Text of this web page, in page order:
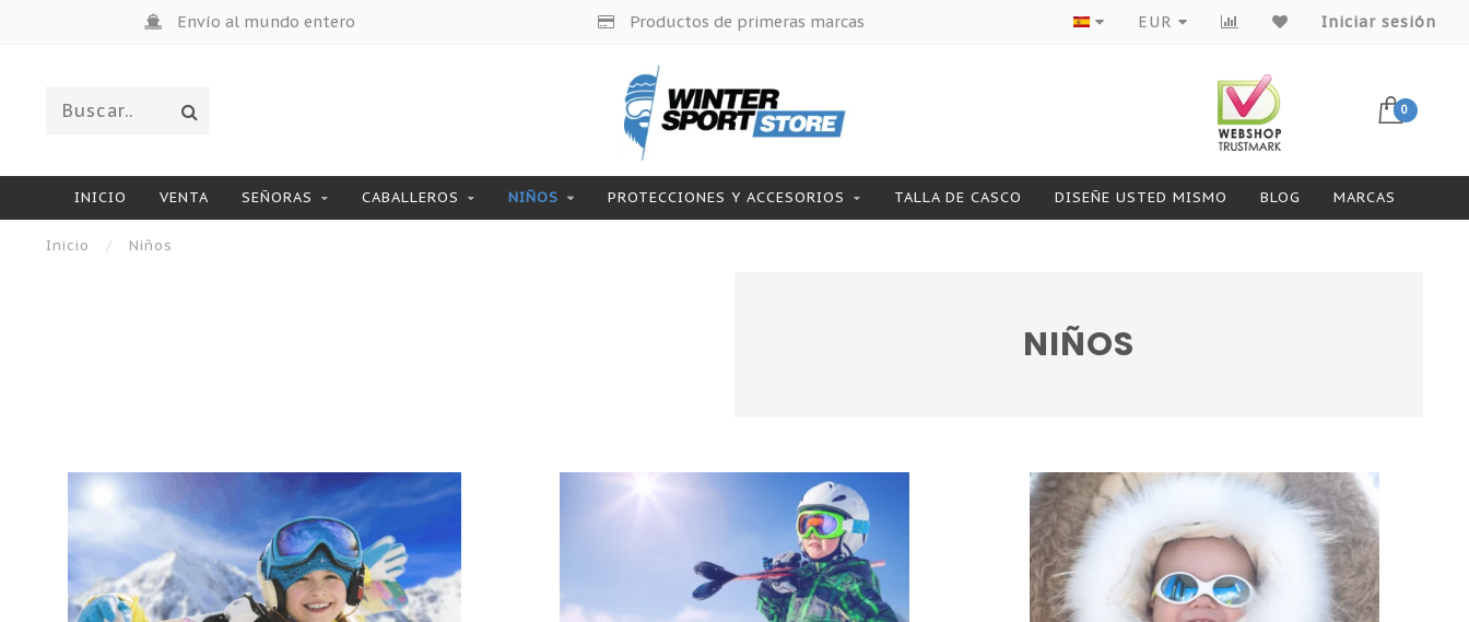
Envío al mundo entero Productos de primeras marcas EUR Iniciar sesión
0
INICIO VENTA SEÑORAS CABALLEROS NIÑOS PROTECCIONES Y ACCESORIOS TALLA DE CASCO DISEÑE USTED MISMO BLOG MARCAS
Inicio / Niños
NIÑOS